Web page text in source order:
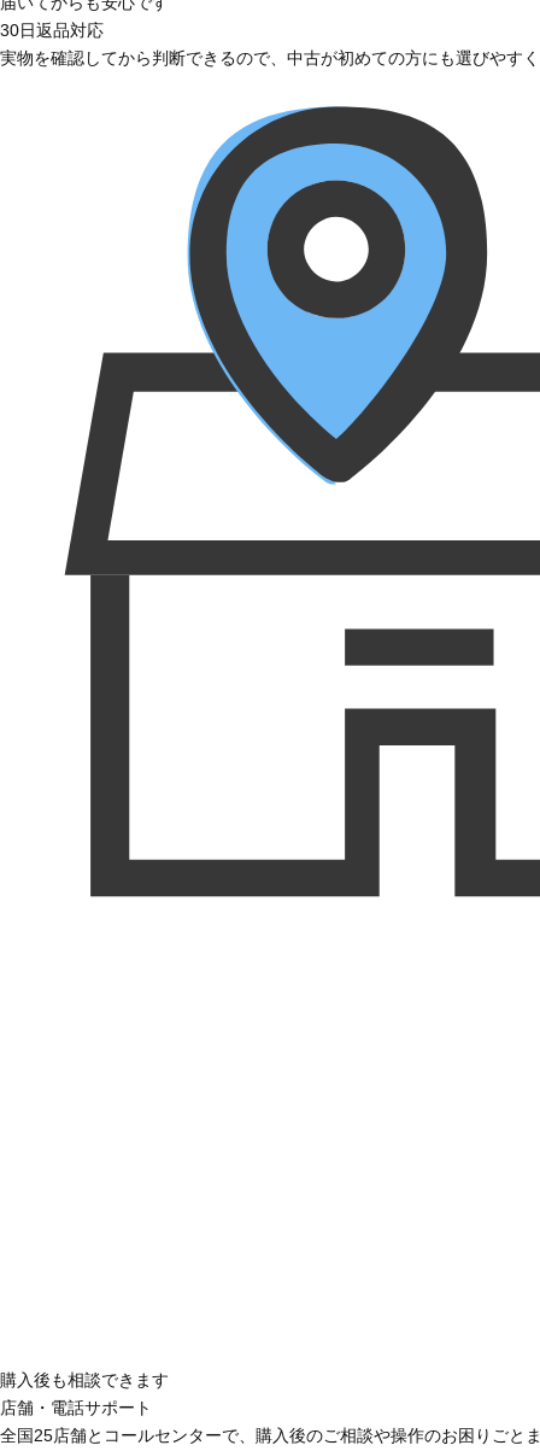
30日返品対応
実物を確認してから判断できるので、中古が初めての方にも選びやす
購入後も相談できます
店舗・電話サポート
全国25店舗とコールセンターで、購入後のご相談や操作のお困りごと